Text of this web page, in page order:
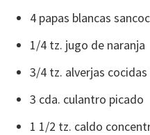
4 papas blancas
1/4 tz. jugo de naranja
3/4 tz. alverjas cocidas
3 cda. culantro picado
1 1/2 tz. caldo